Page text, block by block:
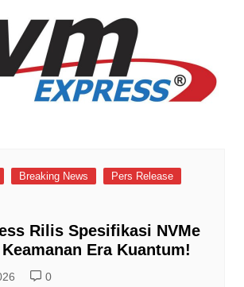
Breaking News
Pers Release
Rilis Spesifikasi NVMe
Era Kuantum!
0